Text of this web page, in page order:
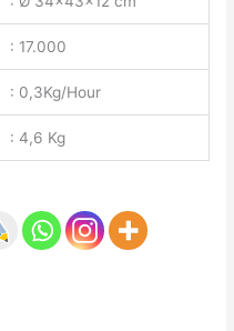
: 17.000
: 0,3Kg/Hour
: 4,6 Kg